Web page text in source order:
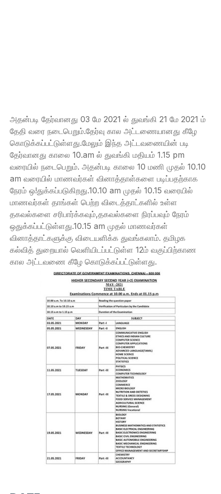
அதன்படி தேர்வானது 03 மே 2021 ல் துவங்கி 21 மே 2021 ம்
தேதி வரை நடைபெறும்.தேர்வு கால அட்டணையானது கீழே
கொடுக்கப்பட்டுள்ளது.மேலும் இந்த அட்டவணையின் படி
தேர்வானது காலை 10.am ல் துவங்கி மதியம் 1.15 pm
வரையில் நடைபெறும். அதன்படி காலை 10 மணி முதல் 10.10
am வரையில் மாணவர்கள் வினாத்தாள்களை படிப்பதற்காக
நேரம் ஒ!துக்கப்படுகிறது.10.10 am முதல் 10.15 வரையில்
மாணவர்கள் தாங்கள் பெற்ற விடைத்தாட்களில் உள்ள
தகவல்களை சரிபார்க்கவும்,தகவல்களை நிரப்பவும் நேரம்
ஒதுக்கப்பட்டுள்ளது.10.15 am முதல் மாணவர்கள்
வினாத்தாட்களுக்கு விடையளிக்க துவங்கலாம். தமிழக
கல்வித் துறையால் வெளியிடப்பட்டுள்ள 12ம் வகுப்பிற்காண
கால அட்டவணை கீழே கொடுக்கப்பட்டுள்ளது.